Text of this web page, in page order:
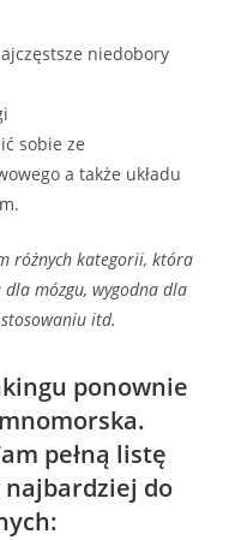
niedobory
sobie ze
a także układu
różnych kategorii, która
mózgu, wygodna dla
itd.
ponownie
pełną listę
najbardziej do